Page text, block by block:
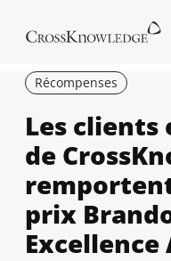
Récompenses
Les
de
prix
Excellence